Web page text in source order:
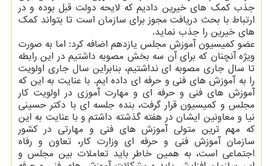
جذب کمک های خیرین دادیم که لایحه دولت قبل بوده و در
ارتباط با بحث دریافت مجوز برای سازمان است تا بتواند کمک
های خیرین را جذب نماید.
عضو کمیسیون آموزش مجلس یازدهم اضافه کرد: اما به صورت
ویژه آنچنان که برای آن سه بخش مصوبه داشتیم در این رابطه
تا سال جاری مصوبه ای نداشتیم، بنابراین سال جاری اولویت
را به آموزش های فنی و حرفه ای داده ایم. با عنایت به این که
آموزش های فنی و حرفه ای و مهارت آموزی در اولویت کار
مجلس و کمیسیون قرار گرفت، بنده جلسه ای با دکتر حسینی
نیا و معاونین ایشان در هفته گذشته داشتم و با عنایت به این
که مهم ترین متولی آموزش های فنی و مهارتی در کشور
سازمان آموزش فنی و حرفه ای وزارت کار، تعاون و رفاه
اجتماعی است، به همین خاطر باید تعاملات بین مجلس و